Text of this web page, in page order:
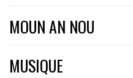
MOUN AN NOU
MUSIQUE